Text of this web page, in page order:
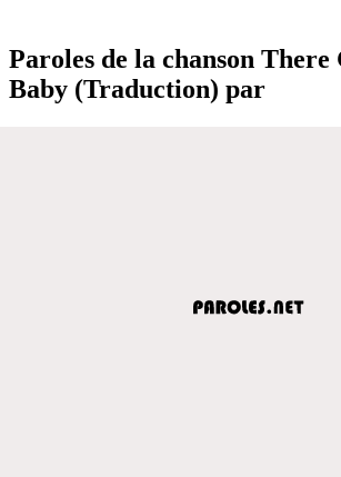
Paroles de la chanson There
Baby (Traduction) par